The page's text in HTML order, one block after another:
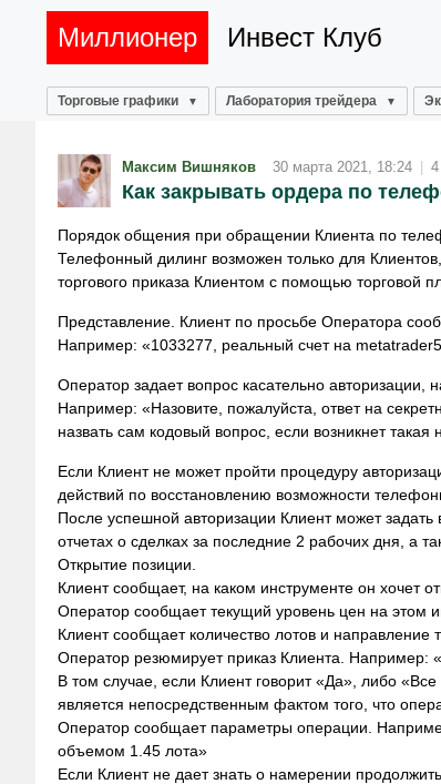
Миллионер Инвест Клуб
Торговые графики Лаборатория трейдера
Максим Вишняков 30 марта 2021, 18:24 |
Как закрывать ордера по
Порядок общения при обращении Клиента по
Телефонный дилинг возможен только для
торгового приказа Клиентом с помощью торговой
Представление. Клиент по просьбе Оператора
Например: «1033277, реальный счет на
Оператор задает вопрос касательно авторизации,
Например: «Назовите, пожалуйста, ответ на
назвать сам кодовый вопрос, если возникнет такая
Если Клиент не может пройти процедуру
действий по восстановлению возможности
После успешной авторизации Клиент может задать
отчетах о сделках за последние 2 рабочих дня, а
Открытие позиции.
Клиент сообщает, на каком инструменте он хочет
Оператор сообщает текущий уровень цен на этом
Клиент сообщает количество лотов и направление
Оператор резюмирует приказ Клиента. Например:
В том случае, если Клиент говорит «Да», либо
является непосредственным фактом того, что
Оператор сообщает параметры операции.
объемом 1.45 лота»
Если Клиент не дает знать о намерении